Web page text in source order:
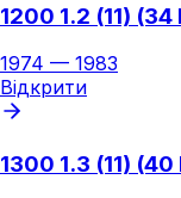
1200 1.2 (11) (34
1974 — 1983
Відкрити
1300 1.3 (11) (40